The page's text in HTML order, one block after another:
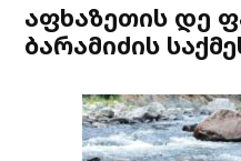
აფხაზეთის დე
ბარამიძის